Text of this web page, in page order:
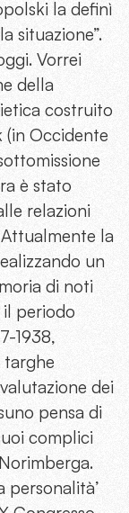
la definì
situazione”.
Vorrei
della
costruito
(in Occidente
è stato
relazioni
la
un
di noti
periodo
1938,
targhe
dei
pensa di
complici
personalità’